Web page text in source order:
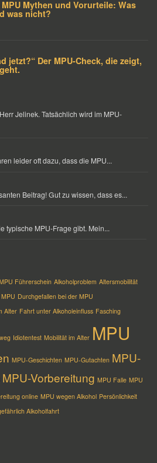
Mythen und Vorurteile: Was
was nicht?
jetzt?“ Der MPU-Check, die zeigt,
Jelinek. Tatsächlich wird im MPU-
leider oft dazu, dass die MPU...
Beitrag! Gut zu wissen, dass es...
typische MPU-Frage gibt. Mein...
Führerschein Alkoholproblem Altersmobilität
Durchgefallen bei der MPU
Alter Fahrt unter Alkoholeinfluss Fasching
Idiotentest Mobilität im Alter MPU
MPU-Geschichten MPU-Gutachten MPU-
MPU-Vorbereitung MPU Falle MPU
online MPU wegen Alkohol Persönlichkeit
Alkoholfahrt